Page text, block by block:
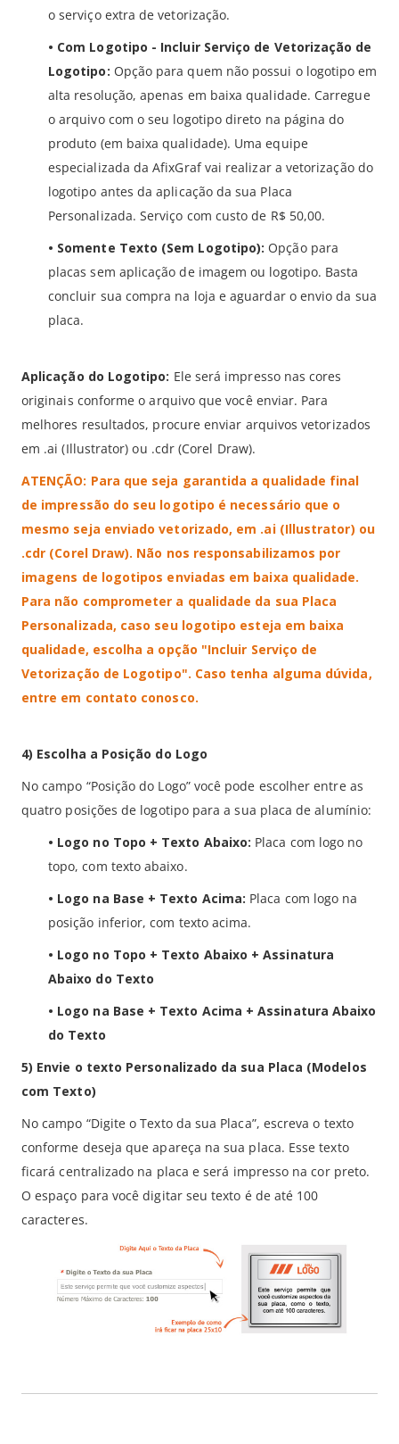
o serviço extra de vetorização.
• Com Logotipo - Incluir Serviço de Vetorização de
Logotipo: Opção para quem não possui o logotipo em
alta resolução, apenas em baixa qualidade. Carregue
o arquivo com o seu logotipo direto na página do
produto (em baixa qualidade). Uma equipe
especializada da AfixGraf vai realizar a vetorização do
logotipo antes da aplicação da sua Placa
Personalizada. Serviço com custo de R$ 50,00.
• Somente Texto (Sem Logotipo): Opção para
placas sem aplicação de imagem ou logotipo. Basta
concluir sua compra na loja e aguardar o envio da sua
placa.
Aplicação do Logotipo: Ele será impresso nas cores
originais conforme o arquivo que você enviar. Para
melhores resultados, procure enviar arquivos vetorizados
em .ai (Illustrator) ou .cdr (Corel Draw).
ATENÇÃO: Para que seja garantida a qualidade final
de impressão do seu logotipo é necessário que o
mesmo seja enviado vetorizado, em .ai (Illustrator) ou
.cdr (Corel Draw). Não nos responsabilizamos por
imagens de logotipos enviadas em baixa qualidade.
Para não comprometer a qualidade da sua Placa
Personalizada, caso seu logotipo esteja em baixa
qualidade, escolha a opção "Incluir Serviço de
Vetorização de Logotipo". Caso tenha alguma dúvida,
entre em contato conosco.
4) Escolha a Posição do Logo
No campo “Posição do Logo” você pode escolher entre as
quatro posições de logotipo para a sua placa de alumínio:
• Logo no Topo + Texto Abaixo: Placa com logo no
topo, com texto abaixo.
• Logo na Base + Texto Acima: Placa com logo na
posição inferior, com texto acima.
• Logo no Topo + Texto Abaixo + Assinatura
Abaixo do Texto
• Logo na Base + Texto Acima + Assinatura Abaixo
do Texto
5) Envie o texto Personalizado da sua Placa (Modelos
com Texto)
No campo “Digite o Texto da sua Placa”, escreva o texto
conforme deseja que apareça na sua placa. Esse texto
ficará centralizado na placa e será impresso na cor preto.
O espaço para você digitar seu texto é de até 100
caracteres.